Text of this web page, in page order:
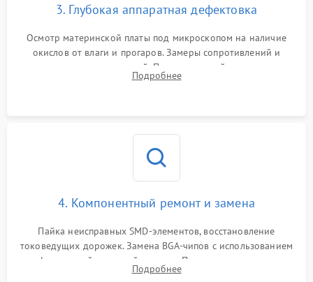
3. Глубокая аппаратная дефектовка
Осмотр материнской платы под микроскопом на наличие
окислов от влаги и прогаров. Замеры сопротивлений и
дежурных напряжений. Проверка цепей питания,
мультиконтроллера, процессора и видеочипа.
Подробнее
4. Компонентный ремонт и замена
Пайка неисправных SMD-элементов, восстановление
токоведущих дорожек. Замена BGA-чипов с использованием
инфракрасной паяльной станции. Прошивка микросхемы
BIOS или замена поврежденных портов USB
Подробнее